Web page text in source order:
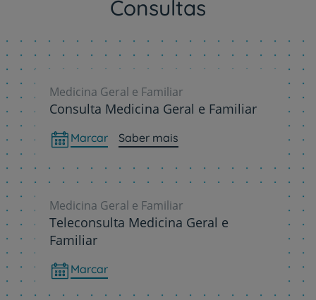
Consultas
Medicina Geral e Familiar
Consulta Medicina Geral e Familiar
Marcar Saber mais
Medicina Geral e Familiar
Teleconsulta Medicina Geral e
Familiar
Marcar